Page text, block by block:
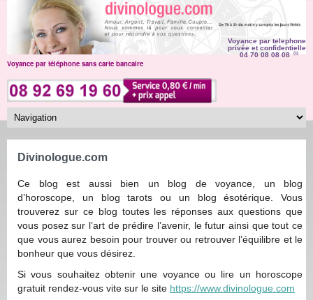
Voyance par telephone
privée et confidentielle
04 70 08 08 08
(1)
Voyance par téléphone sans carte bancaire
Divinologue.com
Ce blog est aussi bien un blog de voyance, un blog
d’horoscope, un blog tarots ou un blog ésotérique. Vous
trouverez sur ce blog toutes les réponses aux questions que
vous posez sur l’art de prédire l’avenir, le futur ainsi que tout ce
que vous aurez besoin pour trouver ou retrouver l’équilibre et le
bonheur que vous désirez.
Si vous souhaitez obtenir une voyance ou lire un horoscope
gratuit rendez-vous vite sur le site https://www.divinologue.com